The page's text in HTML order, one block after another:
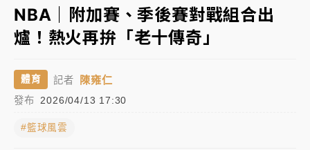
周末精選｜ 慈濟遭詐10億完整始末曝！律師掮客大玩兩
面手法 郭台銘、蔡英文成關鍵
周末精選｜ 跨境網購族注意！EZ Way若改由政府委
NBA｜附加賽、季後賽對戰組合出
爐！熱火再拚「老十傳奇」
體育 記者 陳雍仁
發布 2026/04/13 17:30
#籃球風雲